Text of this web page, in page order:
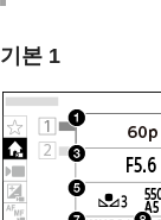
기본 1